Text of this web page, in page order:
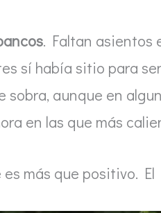
. Faltan asientos
sí había sitio para
sobra, aunque en
en las que más
más que positivo.